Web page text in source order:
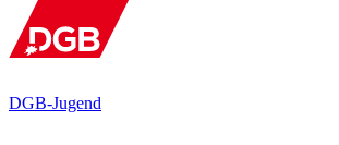
DGB-Jugend